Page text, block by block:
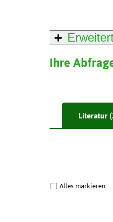
Ihre
Literatur
Alles markieren